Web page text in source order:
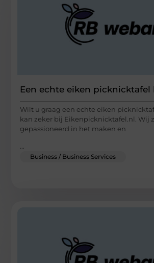
Een echte eiken picknicktafel
Wilt u graag een echte eiken
kan zeker bij Eikenpicknicktafel.nl. Wij
gepassioneerd in het maken en
Business / Business Services